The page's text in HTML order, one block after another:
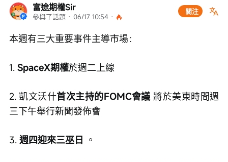
富途期權Sir
參與了話題 · 06/17 10:54 ·
關注
本週有三大重要事件主導市場：
1. SpaceX期權於週二上線
2. 凱文沃什首次主持的FOMC會議 將於美東時間週
三下午舉行新聞發佈會
3. 週四迎來三巫日 。